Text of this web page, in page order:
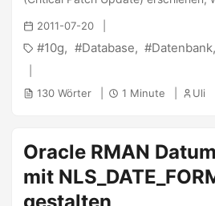
Oktober final veröffentlicht werden
wurden nach dem CVSS 2.0
Wert für Oracle Database ist 10,0
und 7,5 für alle anderen
Fixes für 16 Schwachstellen in
Installationen bei denen keinen
...
2011-07-20
10g Database Datenbank
130 Wörter 1 Minute Uli
Oracle RMAN
mit